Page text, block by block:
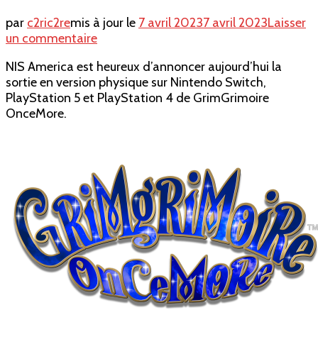
par c2ric2remis à jour le 7 avril 20237 avril 2023Laisser
un commentairesur
JV
GrimGrimoire
NIS America est heureux d’annoncer aujourd’hui la
sortie en version physique sur Nintendo Switch,
PlayStation 5 et PlayStation 4 de GrimGrimoire
OnceMore.